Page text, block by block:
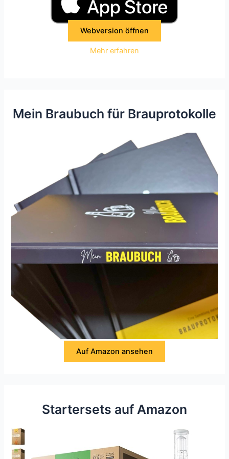
Webversion öffnen
Mehr erfahren
Mein Braubuch für Brauprotokolle
Auf Amazon ansehen
Startersets auf Amazon